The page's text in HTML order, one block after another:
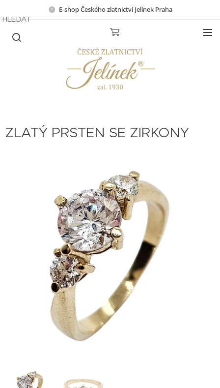
E-shop Českého zlatnictví Jelínek Praha
HLEDAT
ZLATÝ PRSTEN SE ZIRKONY